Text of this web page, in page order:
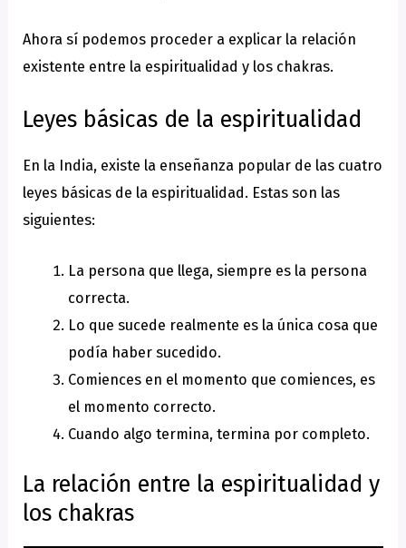
Ahora sí podemos proceder a explicar la relación
existente entre la espiritualidad y los chakras.
Leyes básicas de la espiritualidad
En la India, existe la enseñanza popular de las cuatro
leyes básicas de la espiritualidad. Estas son las
siguientes:
La persona que llega, siempre es la persona
correcta.
Lo que sucede realmente es la única cosa que
podía haber sucedido.
Comiences en el momento que comiences, es
el momento correcto.
Cuando algo termina, termina por completo.
La relación entre la espiritualidad y
los chakras